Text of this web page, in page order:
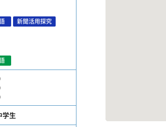
新聞活用探究
生